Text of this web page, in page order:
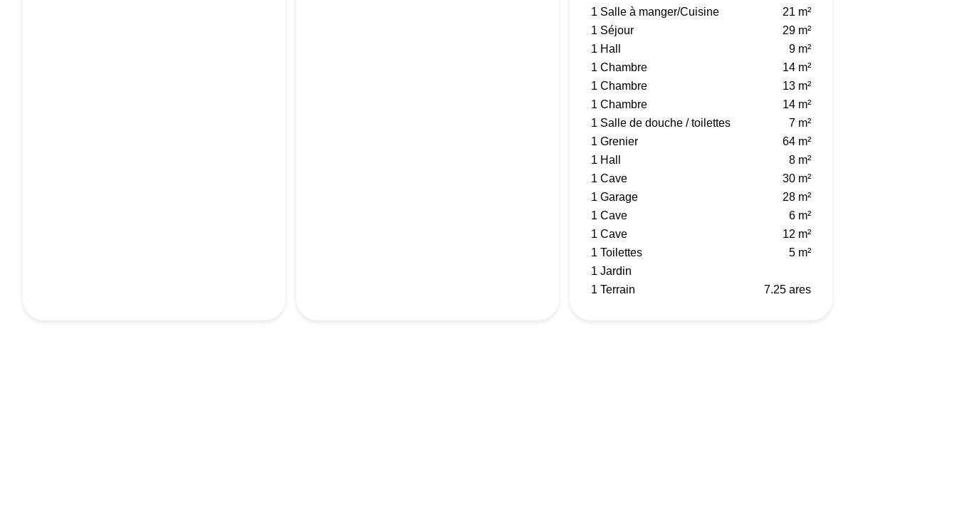
1 Salle à manger/Cuisine
21 m²
1 Séjour
29 m²
1 Hall
9 m²
1 Chambre
14 m²
1 Chambre
13 m²
1 Chambre
14 m²
1 Salle de douche / toilettes
7 m²
1 Grenier
64 m²
1 Hall
8 m²
1 Cave
30 m²
1 Garage
28 m²
1 Cave
6 m²
1 Cave
12 m²
1 Toilettes
5 m²
1 Jardin
1 Terrain
7.25 ares